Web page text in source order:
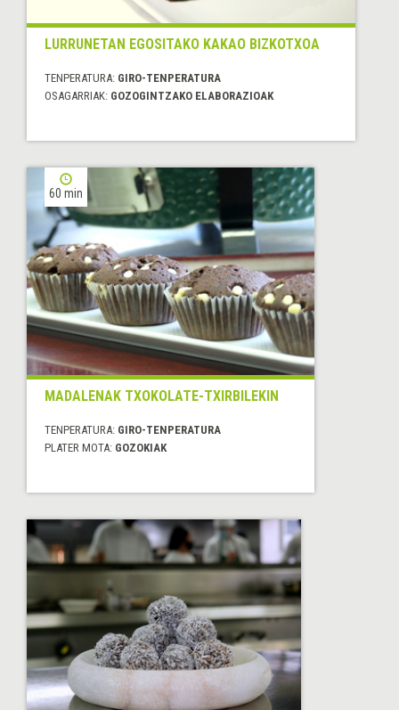
LURRUNETAN EGOSITAKO KAKAO BIZKOTXOA
TENPERATURA: GIRO-TENPERATURA
OSAGARRIAK: GOZOGINTZAKO ELABORAZIOAK
60 min
MADALENAK TXOKOLATE-TXIRBILEKIN
TENPERATURA: GIRO-TENPERATURA
PLATER MOTA: GOZOKIAK